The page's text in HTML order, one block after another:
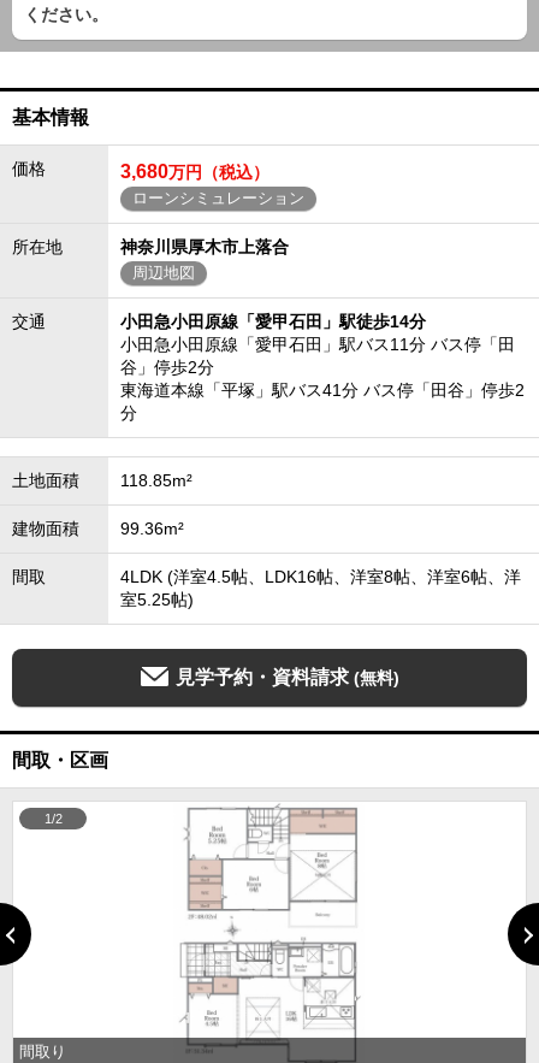
ください。
基本情報
価格 3,680万円（税込）
ローンシミュレーション
所在地 神奈川県厚木市上落合
周辺地図
交通
小田急小田原線「愛甲石田」駅徒歩14分
小田急小田原線「愛甲石田」駅バス11分 バス停「田
谷」停歩2分
東海道本線「平塚」駅バス41分 バス停「田谷」停歩2
分
土地面積 118.85m²
建物面積 99.36m²
間取
4LDK (洋室4.5帖、LDK16帖、洋室8帖、洋室6帖、洋
室5.25帖)
見学予約・資料請求 (無料)
間取・区画
間取り
1/2